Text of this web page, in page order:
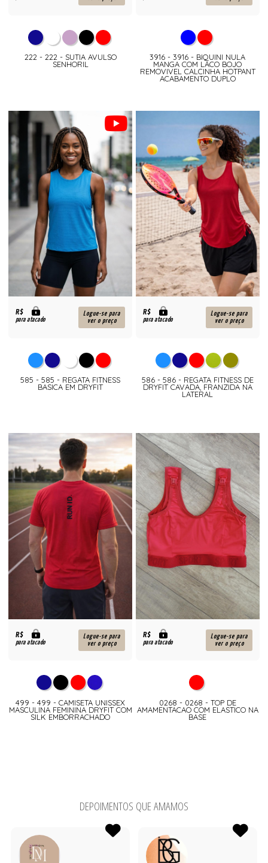
222 - 222 - SUTIA AVULSO
SENHORIL
3916 - 3916 - BIQUINI NULA
MANGA COM LACO BOJO
REMOVIVEL CALCINHA HOTPANT
ACABAMENTO DUPLO
R$
para atacado
Logue-se para
ver o preço
585 - 585 - REGATA FITNESS
BASICA EM DRYFIT
R$
para atacado
Logue-se para
ver o preço
586 - 586 - REGATA FITNESS DE
DRYFIT CAVADA, FRANZIDA NA
LATERAL
R$
para atacado
Logue-se para
ver o preço
499 - 499 - CAMISETA UNISSEX
MASCULINA FEMININA DRYFIT COM
SILK EMBORRACHADO
R$
para atacado
Logue-se para
ver o preço
0268 - 0268 - TOP DE
AMAMENTACAO COM ELASTICO NA
BASE
DEPOIMENTOS QUE AMAMOS